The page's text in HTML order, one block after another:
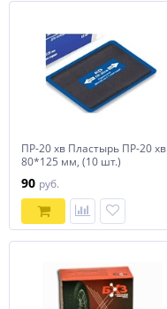
ПР-20 хв Пластырь ПР-20 хв
80*125 мм, (10 шт.)
90 руб.